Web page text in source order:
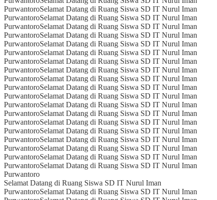
PurwantoroSelamat Datang di Ruang Siswa SD IT Nurul Iman
PurwantoroSelamat Datang di Ruang Siswa SD IT Nurul Iman
PurwantoroSelamat Datang di Ruang Siswa SD IT Nurul Iman
PurwantoroSelamat Datang di Ruang Siswa SD IT Nurul Iman
PurwantoroSelamat Datang di Ruang Siswa SD IT Nurul Iman
PurwantoroSelamat Datang di Ruang Siswa SD IT Nurul Iman
PurwantoroSelamat Datang di Ruang Siswa SD IT Nurul Iman
PurwantoroSelamat Datang di Ruang Siswa SD IT Nurul Iman
PurwantoroSelamat Datang di Ruang Siswa SD IT Nurul Iman
PurwantoroSelamat Datang di Ruang Siswa SD IT Nurul Iman
PurwantoroSelamat Datang di Ruang Siswa SD IT Nurul Iman
PurwantoroSelamat Datang di Ruang Siswa SD IT Nurul Iman
PurwantoroSelamat Datang di Ruang Siswa SD IT Nurul Iman
PurwantoroSelamat Datang di Ruang Siswa SD IT Nurul Iman
PurwantoroSelamat Datang di Ruang Siswa SD IT Nurul Iman
PurwantoroSelamat Datang di Ruang Siswa SD IT Nurul Iman
PurwantoroSelamat Datang di Ruang Siswa SD IT Nurul Iman
PurwantoroSelamat Datang di Ruang Siswa SD IT Nurul Iman
PurwantoroSelamat Datang di Ruang Siswa SD IT Nurul Iman
Purwantoro
Selamat Datang di Ruang Siswa SD IT Nurul Iman
PurwantoroSelamat Datang di Ruang Siswa SD IT Nurul Iman